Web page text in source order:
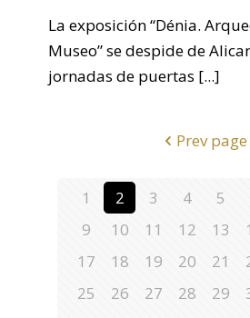
La exposición “Dénia.
Museo” se despide de
jornadas de puertas [...]
Prev page
1 2 3 4 5
9
10 11 12 13
17
18 19 20 21
25
26 27 28 29